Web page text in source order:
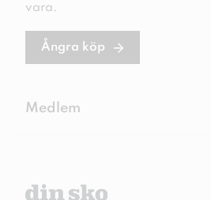
vara.
Ångra köp
Medlem